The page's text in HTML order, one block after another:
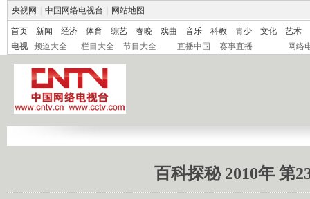
央视网 中国网络电视台 网站地图
首页 新闻 经济 体育 综艺 春晚 戏曲 音乐 科教 青少 文化
艺术
电视
频道大全 栏目大全 节目大全 直播中国 赛事直播 网络
百科探秘 2010年 第